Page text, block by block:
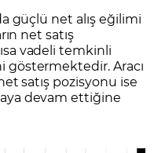
güçlü net alış eğilimi
net satış
vadeli temkinli
Aracı
satış pozisyonu ise
devam ettiğine